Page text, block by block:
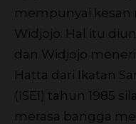
mempunyai
Widjojo. Hal itu
dan Widjojo
Hatta dari Ikatan
(ISEI) tahun 1985
merasa bangga